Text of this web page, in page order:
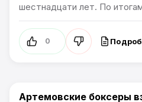
шестнадцати лет. По
0
Спорт
Артемовские боксеры